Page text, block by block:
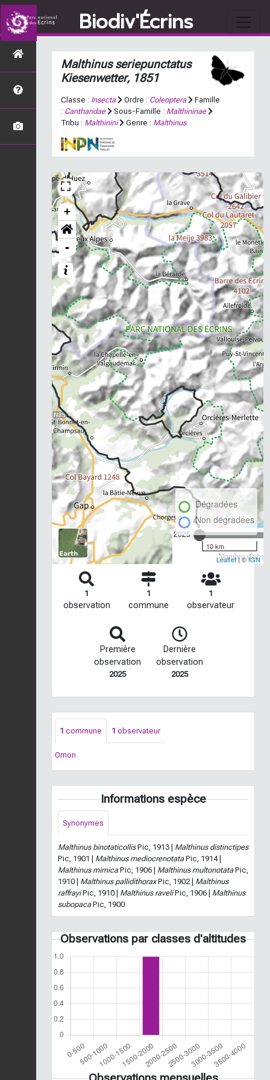
Biodiv'Écrins
Malthinus seriepunctatus
Kiesenwetter, 1851
Classe : Insecta Ordre : Coleoptera
Famille
: Cantharidae Sous-Famille : Malthininae
Tribu : Malthinini Genre : Malthinus
+
-
2025
Nombre
Dégradées
Non dégradées
10 km
Leaflet| ©IGN
1
observation
1
commune
1
observateur
Première
observation
2025
Dernière
observation
2025
1 commune 1 observateur
Ornon
Informations espèce
Synonymes
Malthinus binotaticollisPic, 1913 | Malthinus distinctipes
Pic, 1901 | Malthinus mediocrenotataPic, 1914 |
Malthinus mimicaPic, 1906 | Malthinus multonotataPic,
1910 | Malthinus pallidithoraxPic, 1902 | Malthinus
raffrayiPic, 1910 | Malthinus raveliPic, 1906 | Malthinus
subopacaPic, 1900
Observations par classes d'altitudes